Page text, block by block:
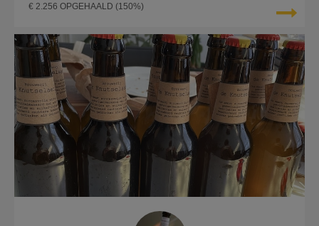
€ 2.256 OPGEHAALD (150%)